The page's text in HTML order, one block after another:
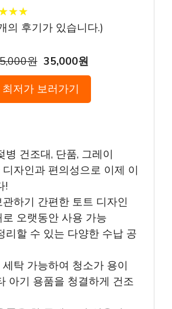
★★
★★
의 후기가 있습니다.)
원 35,000원
최저가 보러가기
병 건조대, 단품, 그레이
자인과 편의성으로 이제 이
!
하기 간편한 토트 디자인
오랫동안 사용 가능
리할 수 있는 다양한 수납 공
탁 가능하여 청소가 용이
아기 용품을 청결하게 건조